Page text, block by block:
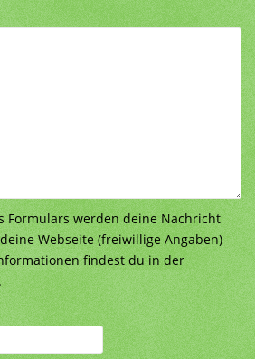
Formulars werden deine Nachricht
Webseite (freiwillige Angaben)
findest du in der